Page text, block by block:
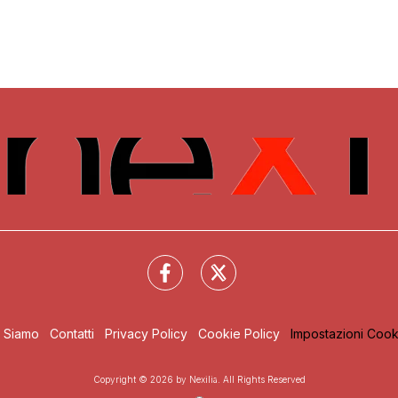
Siamo Contatti Privacy Policy Cookie Policy Impostazioni
Copyright © 2026 by Nexilia. All Rights Reserved